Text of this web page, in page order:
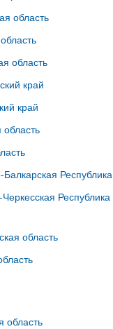
область
область
край
край
область
Республика
Республика
область
область